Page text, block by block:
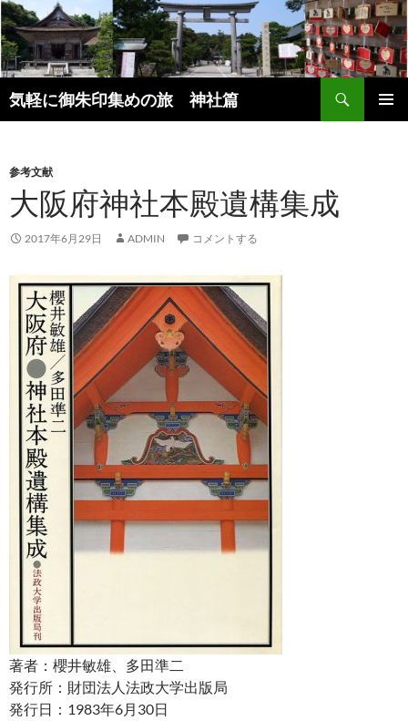
コ
ン
テ
ン
ツ
へ
キ
プ
気軽に御朱印集めの旅 神社篇
索
参考文献
大阪府神社本殿遺構集成
2017年6月29日 ADMIN コメントする
著者：櫻井敏雄、多田準二
発行所：財団法人法政大学出版局
発行日：1983年6月30日